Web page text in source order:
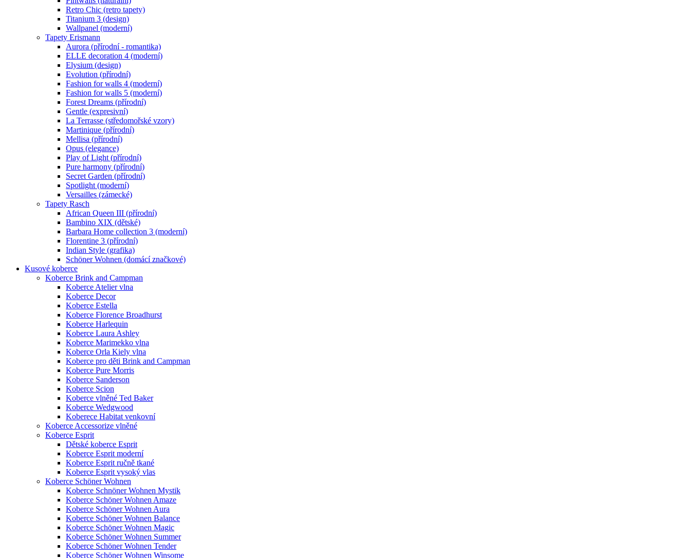
Retro Chic (retro tapety)
Titanium 3 (design)
Wallpanel (moderní)
Tapety Erismann
Aurora (přírodní - romantika)
ELLE decoration 4 (moderní)
Elysium (design)
Evolution (přírodní)
Fashion for walls 4 (moderní)
Fashion for walls 5 (moderní)
Forest Dreams (přírodní)
Gentle (expresivní)
La Terrasse (středomořské vzory)
Martinique (přírodní)
Mellisa (přírodní)
Opus (elegance)
Play of Light (přírodní)
Pure harmony (přírodní)
Secret Garden (přírodní)
Spotlight (moderní)
Versailles (zámecké)
Tapety Rasch
African Queen III (přírodní)
Bambino XIX (dětské)
Barbara Home collection 3 (moderní)
Florentine 3 (přírodní)
Indian Style (grafika)
Schöner Wohnen (domácí značkové)
Kusové koberce
Koberce Brink and Campman
Koberce Atelier vlna
Koberce Decor
Koberce Estella
Koberce Florence Broadhurst
Koberce Harlequin
Koberce Laura Ashley
Koberce Marimekko vlna
Koberce Orla Kiely vlna
Koberce pro děti Brink and Campman
Koberce Pure Morris
Koberce Sanderson
Koberce Scion
Koberce vlněné Ted Baker
Koberce Wedgwood
Koberece Habitat venkovní
Koberce Accessorize vlněné
Koberce Esprit
Dětské koberce Esprit
Koberce Esprit moderní
Koberce Esprit ručně tkané
Koberce Esprit vysoký vlas
Koberce Schöner Wohnen
Koberce Schnöner Wohnen Mystik
Koberce Schöner Wohnen Amaze
Koberce Schöner Wohnen Aura
Koberce Schöner Wohnen Balance
Koberce Schöner Wohnen Magic
Koberce Schöner Wohnen Summer
Koberce Schöner Wohnen Tender
Koberce Schöner Wohnen Winsome